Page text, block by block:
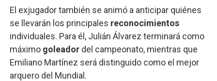
El exjugador también se animó a anticipar quiénes
se llevarán los principales reconocimientos
individuales. Para él, Julián Álvarez terminará como
máximo goleador del campeonato, mientras que
Emiliano Martínez será distinguido como el mejor
arquero del Mundial.